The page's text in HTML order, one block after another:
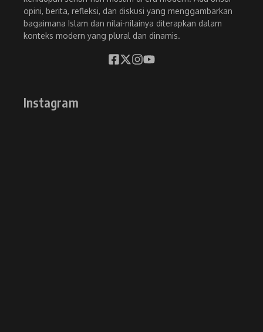
opini, berita, refleksi, dan diskusi yang menggambarkan
bagaimana Islam dan nilai-nilainya diterapkan dalam
konteks modern yang plural dan dinamis.
Instagram